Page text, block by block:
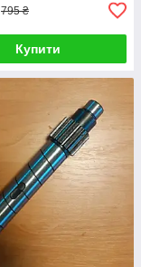
795 ₴
Купити